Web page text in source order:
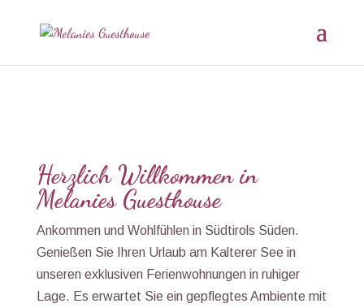
Herzlich Willkommen in
Melanies Guesthouse
Ankommen und Wohlfühlen in Südtirols Süden.
Genießen Sie Ihren Urlaub am Kalterer See in
unseren exklusiven Ferienwohnungen in ruhiger
Lage. Es erwartet Sie ein gepflegtes Ambiente mit